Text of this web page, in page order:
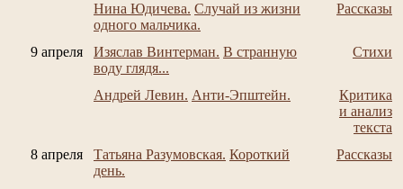
Нина Юдичева. Случай из жизни
одного мальчика.
Рассказы
9 апреля Изяслав Винтерман. В странную
воду глядя...
Стихи
Андрей Левин. Анти-Эпштейн.
Критика
и анализ
текста
8 апреля
Татьяна Разумовская. Короткий
день.
Рассказы